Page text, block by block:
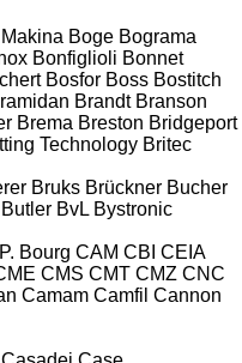
Boge Bograma
Bonfiglioli Bonnet
Bosfor Boss Bostitch
Brandt Branson
Brema Breston Bridgeport
Technology Britec
Bruks Brückner Bucher
Butler BvL Bystronic
Bourg CAM CBI CEIA
CMS CMT CMZ CNC
Camam Camfil Cannon